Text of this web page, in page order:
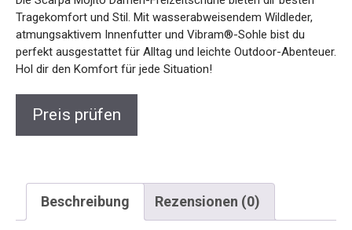
Tragekomfort und Stil. Mit wasserabweisendem Wildleder,
atmungsaktivem Innenfutter und Vibram®-Sohle bist du
perfekt ausgestattet für Alltag und leichte Outdoor-
Abenteuer. Hol dir den Komfort für jede Situation!
Beschreibung Rezensionen (0)